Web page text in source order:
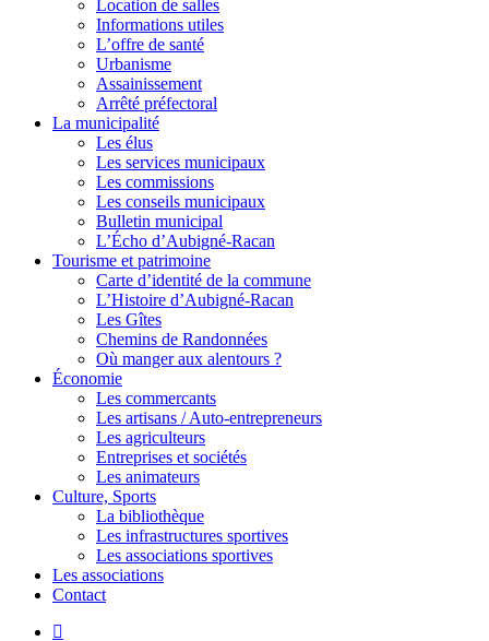
Location de salles
Informations utiles
L’offre de santé
Urbanisme
Assainissement
Arrêté préfectoral
La municipalité
Les élus
Les services municipaux
Les commissions
Les conseils municipaux
Bulletin municipal
L’Écho d’Aubigné-Racan
Tourisme et patrimoine
Carte d’identité de la commune
L’Histoire d’Aubigné-Racan
Les Gîtes
Chemins de Randonnées
Où manger aux alentours ?
Économie
Les commercants
Les artisans / Auto-entrepreneurs
Les agriculteurs
Entreprises et sociétés
Les animateurs
Culture, Sports
La bibliothèque
Les infrastructures sportives
Les associations sportives
Les associations
Contact